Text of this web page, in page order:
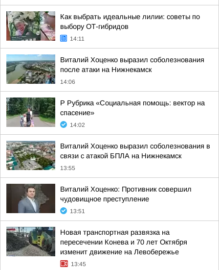
Как выбрать идеальные лилии: советы по
выбору ОТ-гибридов
14:11
Виталий Хоценко выразил соболезнования
после атаки на Нижнекамск
14:06
Р Рубрика «Социальная помощь: вектор на
спасение»
14:02
Виталий Хоценко выразил соболезнования в
связи с атакой БПЛА на Нижнекамск
13:55
Виталий Хоценко: Противник совершил
чудовищное преступление
13:51
Новая транспортная развязка на
пересечении Конева и 70 лет Октября
изменит движение на Левобережье
13:45